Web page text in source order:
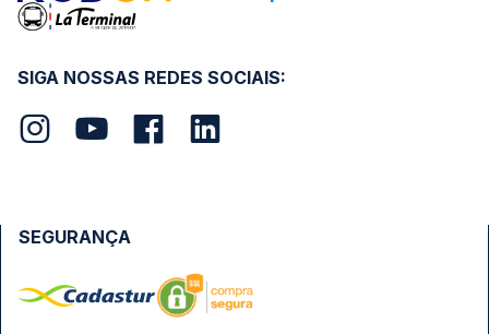
SIGA NOSSAS REDES SOCIAIS:
SEGURANÇA